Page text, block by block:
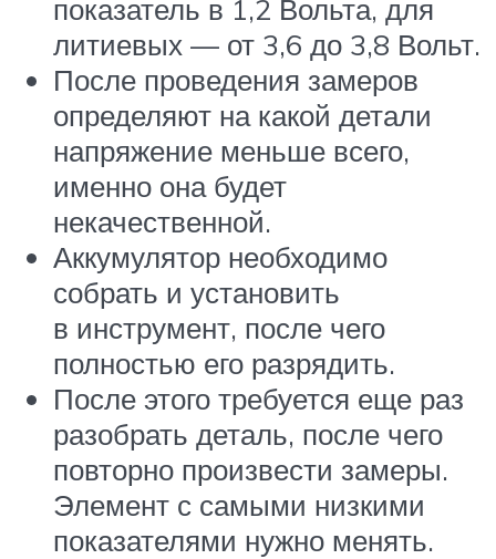
показатель в 1,2 Вольта, для
литиевых — от 3,6 до 3,8 Вольт.
После проведения замеров
определяют на какой детали
напряжение меньше всего,
именно она будет
некачественной.
Аккумулятор необходимо
собрать и установить
в инструмент, после чего
полностью его разрядить.
После этого требуется еще раз
разобрать деталь, после чего
повторно произвести замеры.
Элемент с самыми низкими
показателями нужно менять.